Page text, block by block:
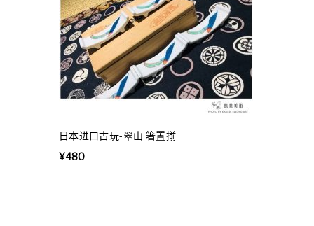
日本进口古玩-翠山 箸置揃
¥480